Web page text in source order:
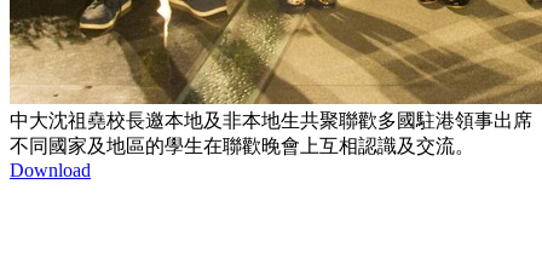
中大沈祖堯校長邀本地及非本地生共聚聯歡多國駐港領事出席
不同國家及地區的學生在聯歡晚會上互相認識及交流。
Download